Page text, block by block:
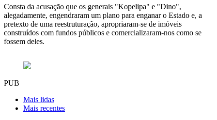
Consta da acusação que os generais "Kopelipa" e "Dino",
alegadamente, engendraram um plano para enganar o Estado e, a
pretexto de uma reestruturação, apropriaram-se de imóveis
construídos com fundos públicos e comercializaram-nos como se
fossem deles.
PUB
Mais lidas
Mais recentes